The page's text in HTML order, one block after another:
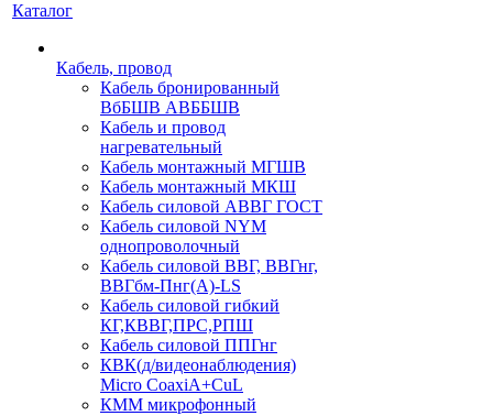
Каталог
Кабель, провод
Кабель бронированный
ВбБШВ АВББШВ
Кабель и провод
нагревательный
Кабель монтажный МГШВ
Кабель монтажный МКШ
Кабель силовой АВВГ ГОСТ
Кабель силовой NYM
однопроволочный
Кабель силовой ВВГ, ВВГнг,
ВВГбм-Пнг(А)-LS
Кабель силовой гибкий
КГ,КВВГ,ПРС,РПШ
Кабель силовой ППГнг
КВК(д/видеонаблюдения)
Micro CoaxiA+CuL
КММ микрофонный